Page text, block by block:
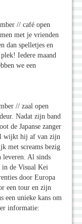
// café open
met je vrienden
dan spelletjes en
Iedere maand
we een
// zaal open
Nadat zijn band
de Japanse zanger
wijkt hij af van zijn
met screams bezig
leveren. Al sinds
in de Visual Kei
door Europa
een tour en zijn
een unieke kans om
informatie: